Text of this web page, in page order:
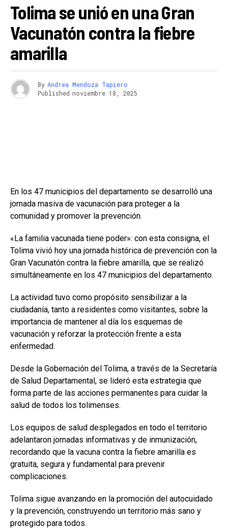
Tolima se unió en una Gran
Vacunatón contra la fiebre
amarilla
By Andrea Mendoza Tapiero
Published noviembre 18, 2025
En los 47 municipios del departamento se desarrolló una
jornada masiva de vacunación para proteger a la
comunidad y promover la prevención.
«La familia vacunada tiene poder»: con esta consigna, el
Tolima vivió hoy una jornada histórica de prevención con la
Gran Vacunatón contra la fiebre amarilla, que se realizó
simultáneamente en los 47 municipios del departamento.
La actividad tuvo como propósito sensibilizar a la
ciudadanía, tanto a residentes como visitantes, sobre la
importancia de mantener al día los esquemas de
vacunación y reforzar la protección frente a esta
enfermedad.
Desde la Gobernación del Tolima, a través de la Secretaría
de Salud Departamental, se lideró esta estrategia que
forma parte de las acciones permanentes para cuidar la
salud de todos los tolimenses.
Los equipos de salud desplegados en todo el territorio
adelantaron jornadas informativas y de inmunización,
recordando que la vacuna contra la fiebre amarilla es
gratuita, segura y fundamental para prevenir
complicaciones.
Tolima sigue avanzando en la promoción del autocuidado
y la prevención, construyendo un territorio más sano y
protegido para todos.